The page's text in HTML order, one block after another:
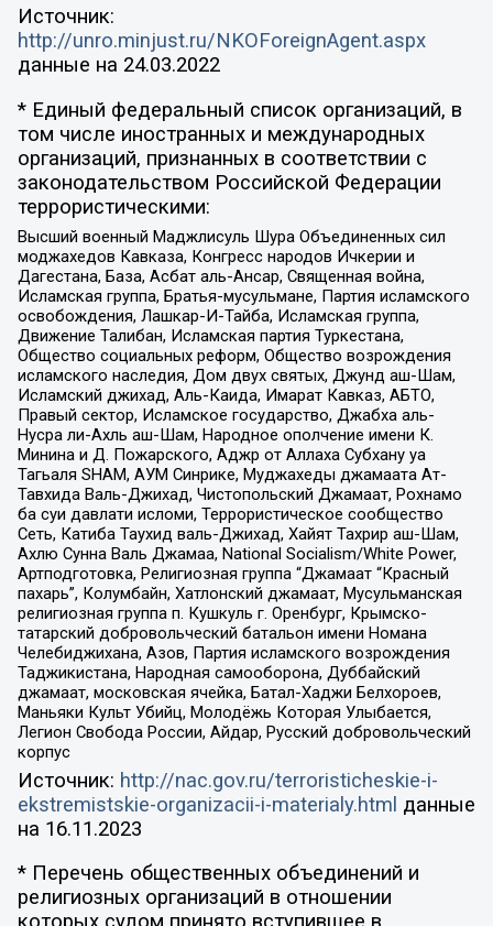
Источник:
http://unro.minjust.ru/NKOForeignAgent.aspx
данные на 24.03.2022
* Единый федеральный список организаций, в
том числе иностранных и международных
организаций, признанных в соответствии с
законодательством Российской Федерации
террористическими:
Высший военный Маджлисуль Шура Объединенных сил
моджахедов Кавказа, Конгресс народов Ичкерии и
Дагестана, База, Асбат аль-Ансар, Священная война,
Исламская группа, Братья-мусульмане, Партия исламского
освобождения, Лашкар-И-Тайба, Исламская группа,
Движение Талибан, Исламская партия Туркестана,
Общество социальных реформ, Общество возрождения
исламского наследия, Дом двух святых, Джунд аш-Шам,
Исламский джихад, Аль-Каида, Имарат Кавказ, АБТО,
Правый сектор, Исламское государство, Джабха аль-
Нусра ли-Ахль аш-Шам, Народное ополчение имени К.
Минина и Д. Пожарского, Аджр от Аллаха Субхану уа
Тагьаля SHAM, АУМ Синрике, Муджахеды джамаата Ат-
Тавхида Валь-Джихад, Чистопольский Джамаат, Рохнамо
ба суи давлати исломи, Террористическое сообщество
Сеть, Катиба Таухид валь-Джихад, Хайят Тахрир аш-Шам,
Ахлю Сунна Валь Джамаа, National Socialism/White Power,
Артподготовка, Религиозная группа “Джамаат “Красный
пахарь”, Колумбайн, Хатлонский джамаат, Мусульманская
религиозная группа п. Кушкуль г. Оренбург, Крымско-
татарский добровольческий батальон имени Номана
Челебиджихана, Азов, Партия исламского возрождения
Таджикистана, Народная самооборона, Дуббайский
джамаат, московская ячейка, Батал-Хаджи Белхороев,
Маньяки Культ Убийц, Молодёжь Которая Улыбается,
Легион Свобода России, Айдар, Русский добровольческий
корпус
Источник: http://nac.gov.ru/terroristicheskie-i-
ekstremistskie-organizacii-i-materialy.html данные
на 16.11.2023
* Перечень общественных объединений и
религиозных организаций в отношении